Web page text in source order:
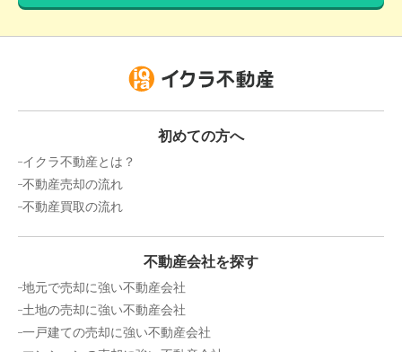
初めての方へ
イクラ不動産とは？
不動産売却の流れ
不動産買取の流れ
不動産会社を探す
地元で売却に強い不動産会社
土地の売却に強い不動産会社
一戸建ての売却に強い不動産会社